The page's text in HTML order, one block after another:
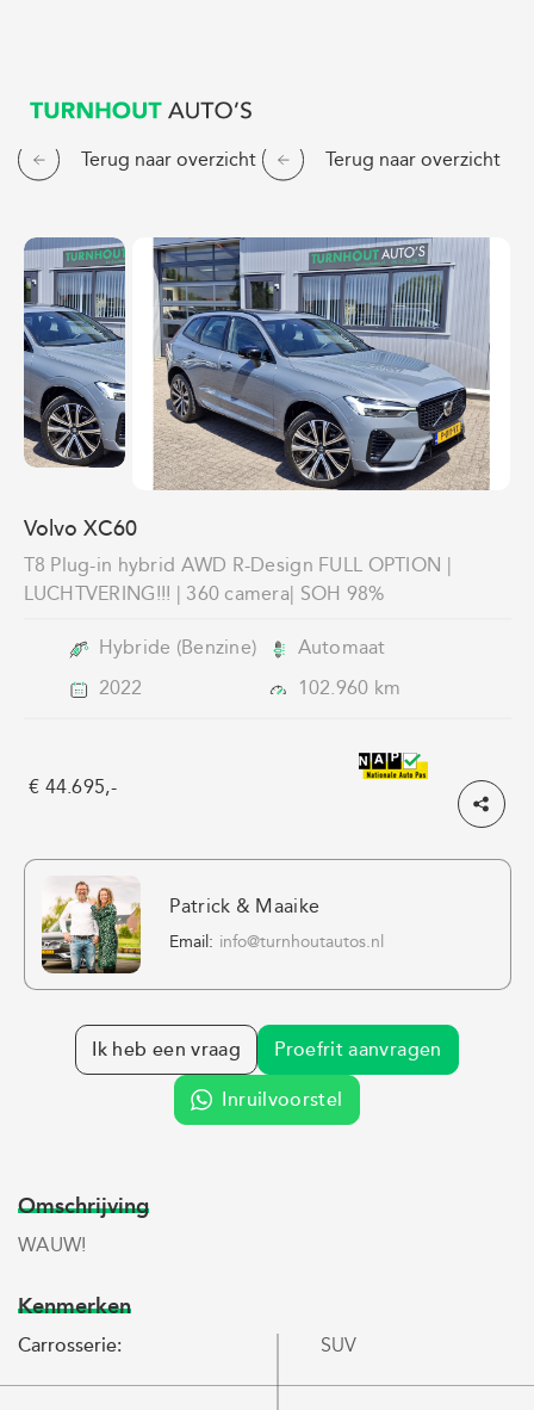
Aanbod
Diensten
Over ons
Verkocht
Contact
Terug naar overzicht Terug naar overzicht
Volvo XC60
T8 Plug-in hybrid AWD R-Design FULL OPTION |
LUCHTVERING!!! | 360 camera| SOH 98%
Hybride (Benzine)
Automaat
2022
102.960 km
€ 44.695,-
Patrick & Maaike
Email: info@turnhoutautos.nl
Ik heb een vraag Proefrit aanvragen
Inruilvoorstel
Omschrijving
WAUW!
Kenmerken
Carrosserie: SUV